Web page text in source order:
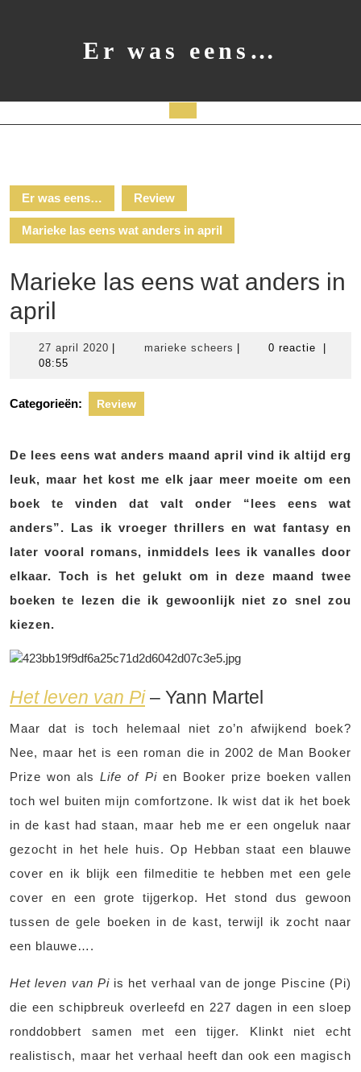
Er was eens…
Er was eens… Review
Marieke las eens wat anders in april
Marieke las eens wat anders in
april
27 april 2020 27
marieke scheers marieke0 reactie
08:55
Categorieën: Review
De lees eens wat anders maand april vind ik altijd erg
leuk, maar het kost me elk jaar meer moeite om een
boek te vinden dat valt onder “lees eens wat
anders”. Las ik vroeger thrillers en wat fantasy en
later vooral romans, inmiddels lees ik vanalles door
elkaar. Toch is het gelukt om in deze maand twee
boeken te lezen die ik gewoonlijk niet zo snel zou
kiezen.
Het leven van Pi– Yann Martel
Maar dat is toch helemaal niet zo’n afwijkend boek?
Nee, maar het is een roman die in 2002 de Man Booker
Prize won alsLife of Pien Booker prize boeken vallen
toch wel buiten mijn comfortzone. Ik wist dat ik het boek
in de kast had staan, maar heb me er een ongeluk naar
gezocht in het hele huis. Op Hebban staat een blauwe
cover en ik blijk een filmeditie te hebben met een gele
cover en een grote tijgerkop. Het stond dus gewoon
tussen de gele boeken in de kast, terwijl ik zocht naar
een blauwe….
Het leven van Piis het verhaal van de jonge Piscine (Pi)
die een schipbreuk overleefd en 227 dagen in een sloep
ronddobbert samen met een tijger. Klinkt niet echt
realistisch, maar het verhaal heeft dan ook een magisch